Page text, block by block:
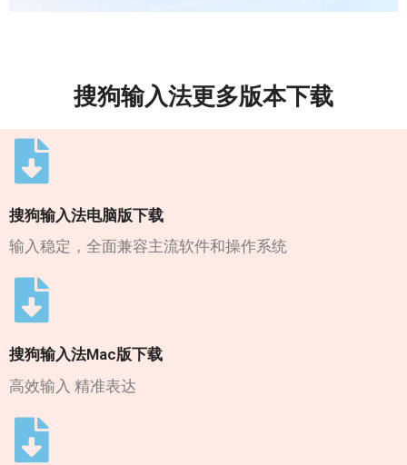
搜狗输入法更多版本下载
搜狗输入法电脑版下载
输入稳定，全面兼容主流软件和操作系统
搜狗输入法Mac版下载
高效输入 精准表达